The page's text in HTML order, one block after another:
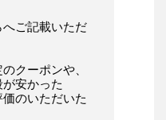
ご記載いただ
クーポンや、
安かった
のいただいた